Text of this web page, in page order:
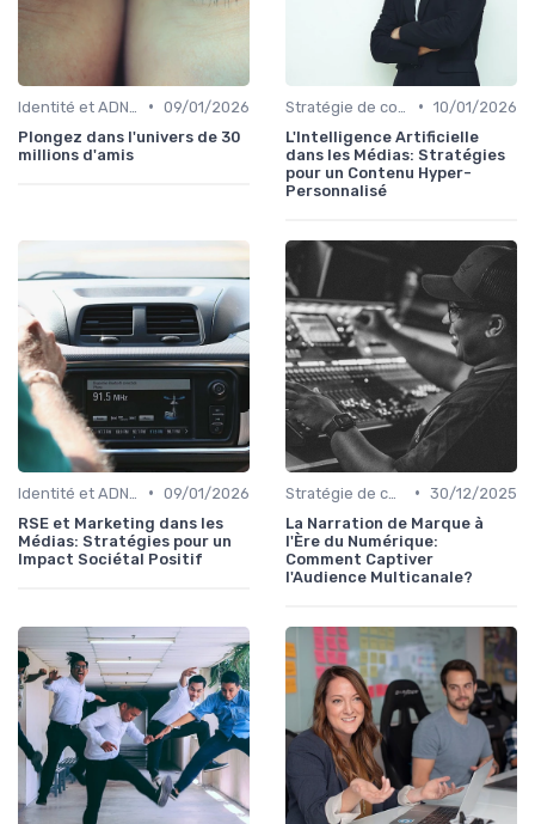
• 09/01/2026
Plongez dans l'univers de 30
millions d'amis
• 10/01/2026
L'Intelligence Artificielle
dans les Médias: Stratégies
pour un Contenu Hyper-
Personnalisé
• 09/01/2026
RSE et Marketing dans les
Médias: Stratégies pour un
Impact Sociétal Positif
• 30/12/2025
La Narration de Marque à
l'Ère du Numérique:
Comment Captiver
l'Audience Multicanale?